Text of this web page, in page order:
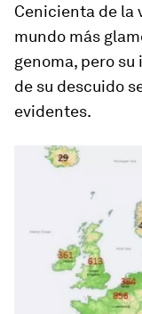
Cenicienta de la
mundo más
genoma, pero
de su descuido
evidentes.